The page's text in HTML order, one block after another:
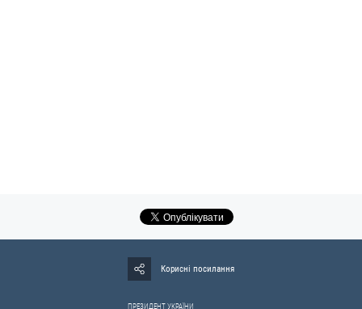
Корисні посилання
ПРЕЗИДЕНТ УКРАЇНИ